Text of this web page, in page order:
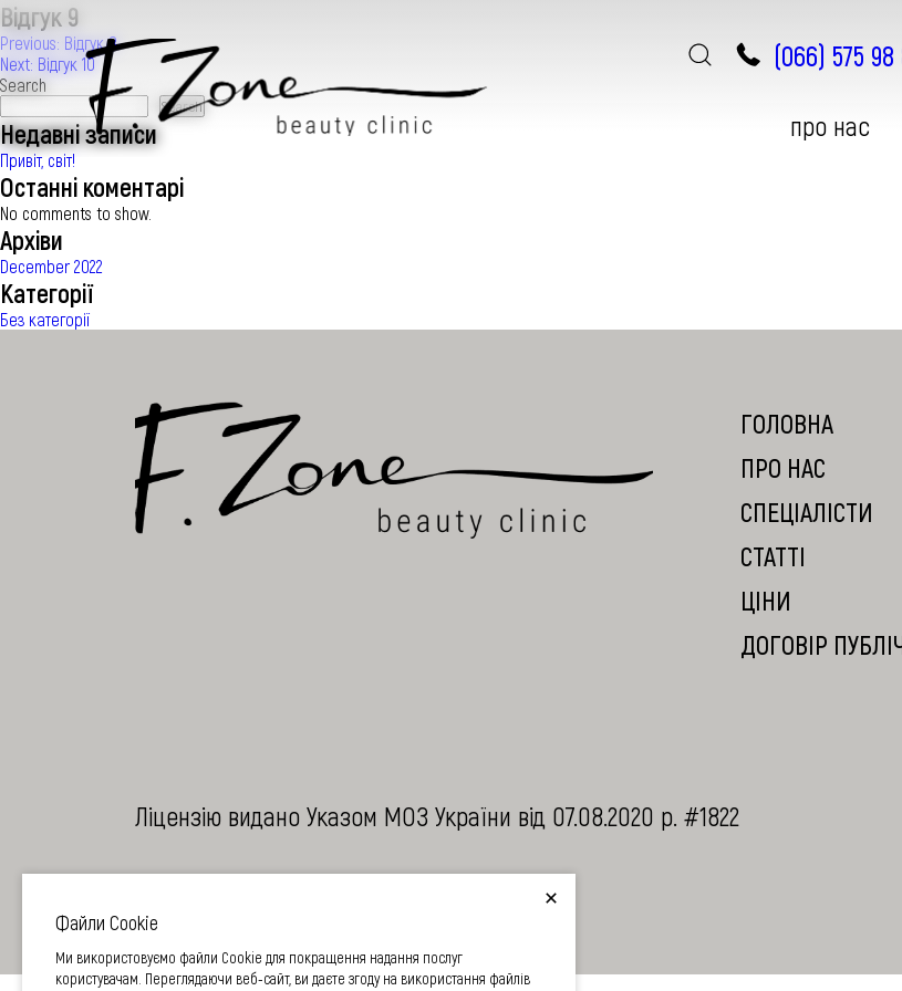
(066) 575 98
про нас
IН’ЄКЦІЙНА КОСМЕТОЛОГІЯ
Відгук 9
Post
navigation
Previous: Відгук 8
Next: Відгук 10
Search
Search
Недавні записи
Привіт, світ!
Останні коментарі
No comments to show.
Архіви
December 2022
Категорії
Без категорії
Файли Cookie
Ми використовуємо файли Cookie для покращення надання послуг
користувачам. Переглядаючи веб-сайт, ви даєте згоду на використання файлів
ГОЛОВНА
ПРО НАС
СПЕЦIАЛIСТИ
СТАТТI
ЦIНИ
ДОГОВІР
Ліцензію видано Указом МОЗ України від 07.08.2020 р. #1822